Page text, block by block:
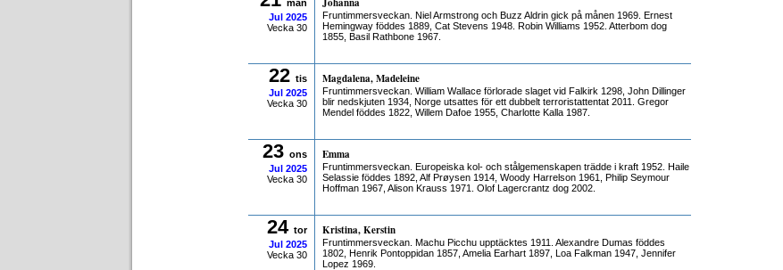
mån
Jul 2025
Vecka 30
Fruntimmersveckan. Niel Armstrong och Buzz Aldrin gick på månen 1969. Ernest
Hemingway föddes 1889, Cat Stevens 1948. Robin Williams 1952. Atterbom dog
1855, Basil Rathbone 1967.
22 tis
Jul 2025
Vecka 30
Magdalena, Madeleine
Fruntimmersveckan. William Wallace förlorade slaget vid Falkirk 1298, John Dillinger
blir nedskjuten 1934, Norge utsattes för ett dubbelt terroristattentat 2011. Gregor
Mendel föddes 1822, Willem Dafoe 1955, Charlotte Kalla 1987.
23 ons
Jul 2025
Vecka 30
Emma
Fruntimmersveckan. Europeiska kol- och stålgemenskapen trädde i kraft 1952. Haile
Selassie föddes 1892, Alf Prøysen 1914, Woody Harrelson 1961, Philip Seymour
Hoffman 1967, Alison Krauss 1971. Olof Lagercrantz dog 2002.
24 tor
Jul 2025
Vecka 30
Kristina, Kerstin
Fruntimmersveckan. Machu Picchu upptäcktes 1911. Alexandre Dumas föddes
1802, Henrik Pontoppidan 1857, Amelia Earhart 1897, Loa Falkman 1947, Jennifer
Lopez 1969.